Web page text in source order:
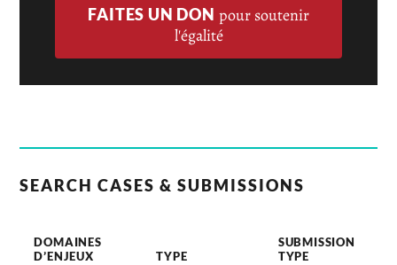
FAITES UN DON pour soutenir
l'égalité
SEARCH CASES & SUBMISSIONS
DOMAINES
D’ENJEUX
TYPE
SUBMISSION
TYPE